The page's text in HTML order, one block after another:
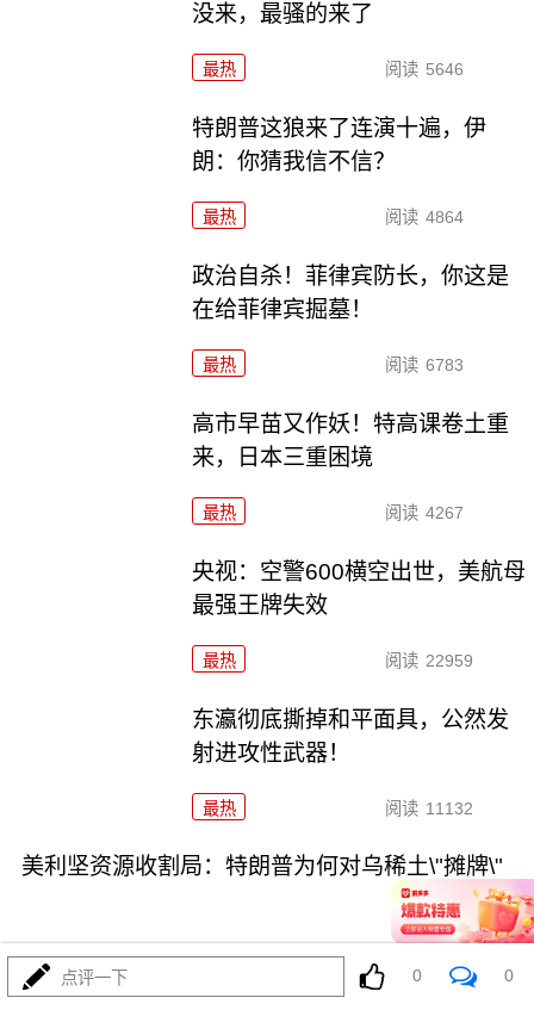
没来，最骚的来了
最热 阅读 5646
特朗普这狼来了连演十遍，伊
朗：你猜我信不信？
最热 阅读 4864
政治自杀！菲律宾防长，你这是
在给菲律宾掘墓！
最热 阅读 6783
高市早苗又作妖！特高课卷土重
来，日本三重困境
最热 阅读 4267
央视：空警600横空出世，美航母
最强王牌失效
最热 阅读 22959
东瀛彻底撕掉和平面具，公然发
射进攻性武器！
最热 阅读 11132
美利坚资源收割局：特朗普为何对乌稀土\"摊牌\"
点评一下 0 0